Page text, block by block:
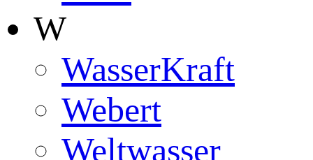
W
WasserKraft
Webert
Weltwasser